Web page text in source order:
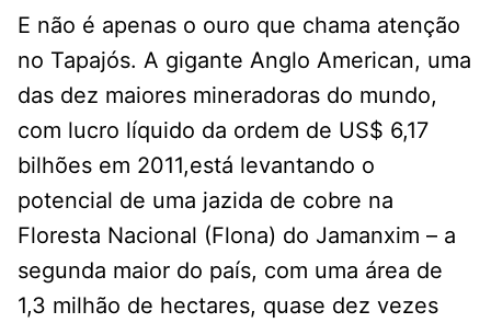
E não é apenas o ouro que chama atenção
no Tapajós. A gigante Anglo American, uma
das dez maiores mineradoras do mundo,
com lucro líquido da ordem de US$ 6,17
bilhões em 2011,está levantando o
potencial de uma jazida de cobre na
Floresta Nacional (Flona) do Jamanxim – a
segunda maior do país, com uma área de
1,3 milhão de hectares, quase dez vezes